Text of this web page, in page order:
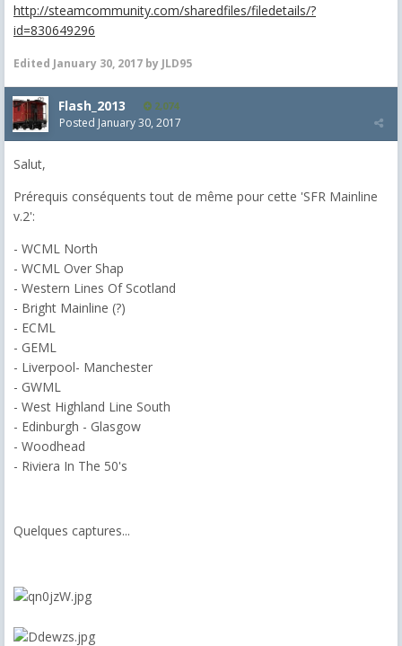
http://steamcommunity.com/sharedfiles/filedetails/?
id=830649296
Edited January 30, 2017 by JLD95
Flash_2013 2,074
Posted January 30, 2017
Salut,
Prérequis conséquents tout de même pour cette 'SFR Mainline
v.2':
- WCML North
- WCML Over Shap
- Western Lines Of Scotland
- Bright Mainline (?)
- ECML
- GEML
- Liverpool- Manchester
- GWML
- West Highland Line South
- Edinburgh - Glasgow
- Woodhead
- Riviera In The 50's
Quelques captures...